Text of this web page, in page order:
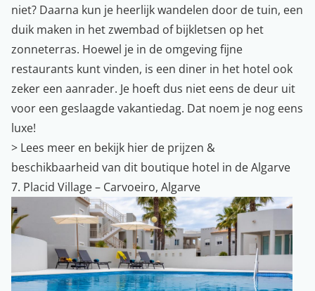
niet? Daarna kun je heerlijk wandelen door de tuin, een
duik maken in het zwembad of bijkletsen op het
zonneterras. Hoewel je in de omgeving fijne
restaurants kunt vinden, is een diner in het hotel ook
zeker een aanrader. Je hoeft dus niet eens de deur uit
voor een geslaagde vakantiedag. Dat noem je nog eens
luxe!
> Lees meer en bekijk hier de prijzen &
beschikbaarheid van dit boutique hotel in de Algarve
7. Placid Village – Carvoeiro, Algarve